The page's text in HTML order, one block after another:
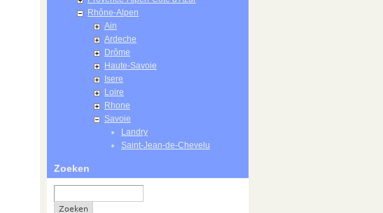
Rhône-Alpen
Ain
Ardeche
Drôme
Haute-Savoie
Isere
Loire
Rhone
Savoie
Landry
Saint-Jean-de-Chevelu
Zoeken